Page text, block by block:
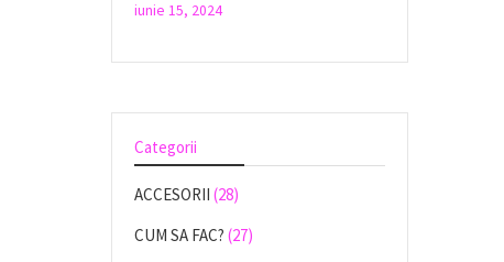
iunie 15, 2024
Categorii
ACCESORII (28)
CUM SA FAC? (27)